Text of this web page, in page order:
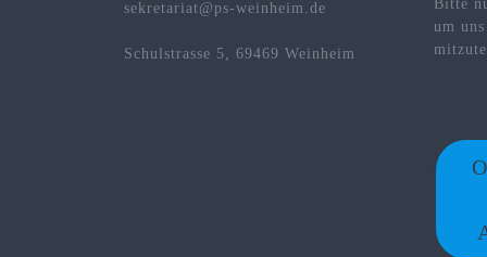
sekretariat@ps-weinheim.de
Schulstrasse 5, 69469 Weinheim
Bitte
um